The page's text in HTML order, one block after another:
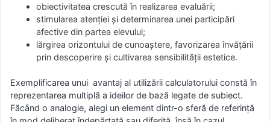
obiectivitatea crescută în realizarea evaluării;
stimularea atenției și determinarea unei participări
afective din partea elevului;
lărgirea orizontului de cunoaștere, favorizarea învățării
prin descoperire și cultivarea sensibilității estetice.
Exemplificarea unui avantaj al utilizării calculatorului constă în
reprezentarea multiplă a ideilor de bază legate de subiect.
Făcând o analogie, alegi un element dintr-o sferă de referință